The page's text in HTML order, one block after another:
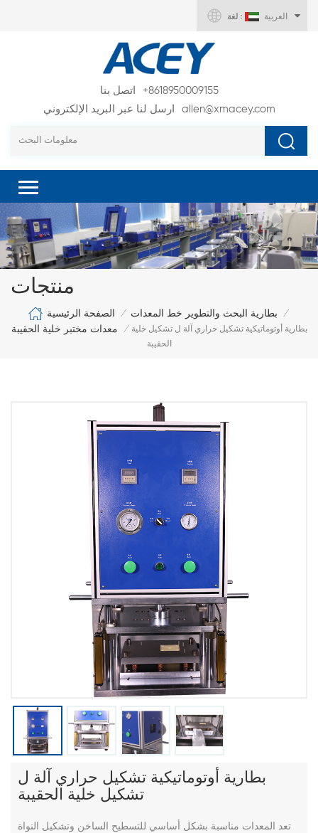
لغة : العربية
اتصل بنا
+8618950009155
ارسل لنا عبر البريد الإلكتروني
allen@xmacey.com
منتجات
الصفحة الرئيسية / بطارية البحث والتطوير خط المعدات /
معدات مختبر خلية الحقيبة / بطارية أوتوماتيكية تشكيل حراري آلة ل تشكيل خلية
الحقيبة
بطارية أوتوماتيكية تشكيل حراري آلة ل
تشكيل خلية الحقيبة
تعد المعدات مناسبة بشكل أساسي للتسطيح الساخن وتشكيل النواة